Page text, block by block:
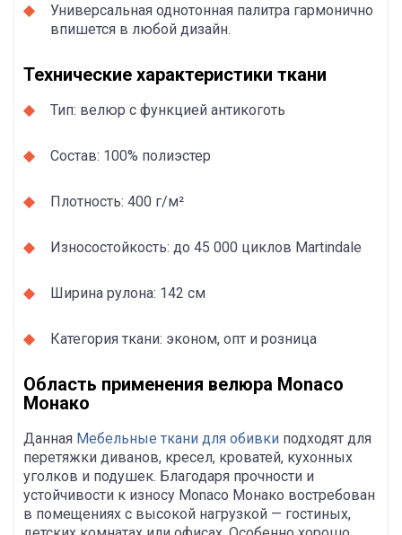
Универсальная однотонная палитра гармонично
впишется в любой дизайн.
Технические характеристики ткани
Тип: велюр с функцией антикоготь
Состав: 100% полиэстер
Плотность: 400 г/м²
Износостойкость: до 45 000 циклов Martindale
Ширина рулона: 142 см
Категория ткани: эконом, опт и розница
Область применения велюра Monaco
Монако
Данная Мебельные ткани для обивки подходят для
перетяжки диванов, кресел, кроватей, кухонных
уголков и подушек. Благодаря прочности и
устойчивости к износу Monaco Монако востребован
в помещениях с высокой нагрузкой — гостиных,